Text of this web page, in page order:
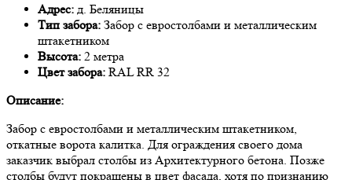
Адрес: д. Беляницы
Тип забора: Забор с евростолбами и металлическим
штакетником
Высота: 2 метра
Цвет забора: RAL RR 32
Описание:
Забор с евростолбами и металлическим штакетником,
откатные ворота калитка. Для ограждения своего дома
заказчик выбрал столбы из Архитектурного бетона. Позже
столбы будут покрашены в цвет фасада, хотя по признанию